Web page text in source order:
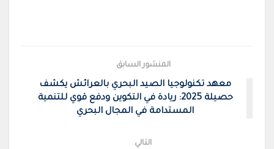
المنشور السابق
معهد تكنولوجيا الصيد البحري بالعرائش يكشف
حصيلة 2025: ريادة في التكوين ودفع قوي للتنمية
المستدامة في المجال البحري
التالي